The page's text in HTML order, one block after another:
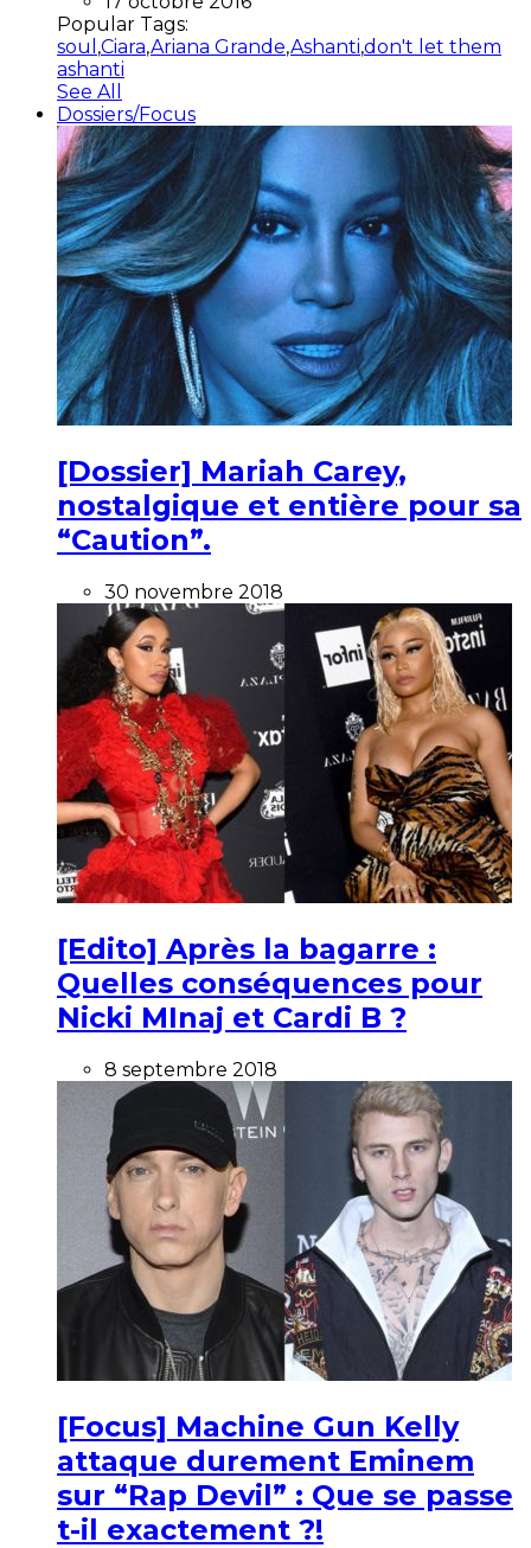
Popular Tags:
soul ,Ciara,Ariana Grande,Ashanti,don't let them
ashanti
See All
Dossiers/Focus
[Dossier] Mariah Carey,
nostalgique et entière pour sa
“Caution”.
30 novembre 2018
[Edito] Après la bagarre :
Quelles conséquences pour
Nicki MInaj et Cardi B ?
8 septembre 2018
[Focus] Machine Gun Kelly
attaque durement Eminem
sur “Rap Devil” : Que se passe
t-il exactement ?!